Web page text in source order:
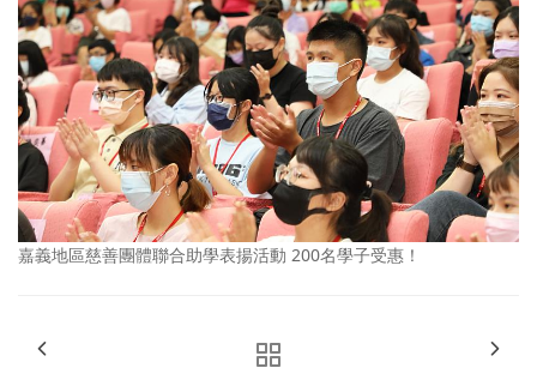
嘉義地區慈善團體聯合助學表揚活動 200名學子受惠！